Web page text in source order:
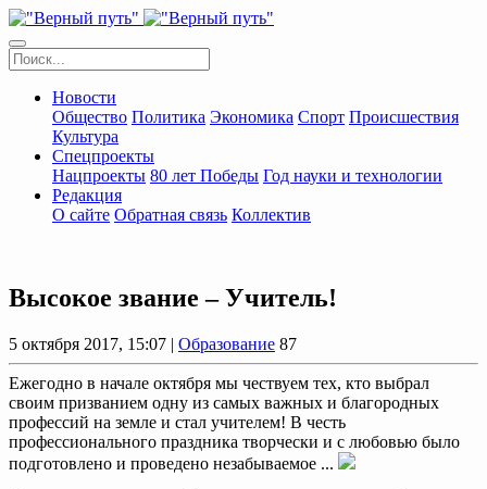
Новости
Общество Политика Экономика Спорт Происшествия
Культура
Спецпроекты
Нацпроекты 80 лет Победы Год науки и технологии
Редакция
О сайте Обратная связь Коллектив
Высокое звание – Учитель!
5 октября 2017, 15:07 | Образование 87
Ежегодно в начале октября мы чествуем тех, кто выбрал
своим призванием одну из самых важных и благородных
профессий на земле и стал учителем! В честь
профессионального праздника творчески и с любовью было
подготовлено и проведено незабываемое ...